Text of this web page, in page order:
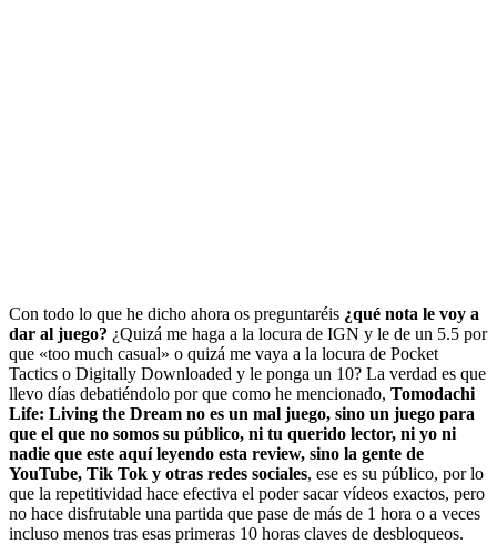
Con todo lo que he dicho ahora os preguntaréis ¿qué nota le voy a
dar al juego? ¿Quizá me haga a la locura de IGN y le de un 5.5 por
que «too much casual» o quizá me vaya a la locura de Pocket
Tactics o Digitally Downloaded y le ponga un 10? La verdad es que
llevo días debatiéndolo por que como he mencionado, Tomodachi
Life: Living the Dream no es un mal juego, sino un juego para
que el que no somos su público, ni tu querido lector, ni yo ni
nadie que este aquí leyendo esta review, sino la gente de
YouTube, Tik Tok y otras redes sociales, ese es su público, por lo
que la repetitividad hace efectiva el poder sacar vídeos exactos, pero
no hace disfrutable una partida que pase de más de 1 hora o a veces
incluso menos tras esas primeras 10 horas claves de desbloqueos.